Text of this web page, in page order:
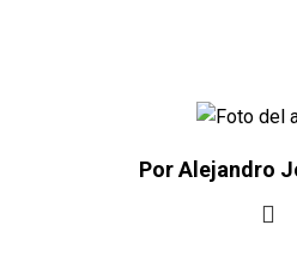
Por Alejandro